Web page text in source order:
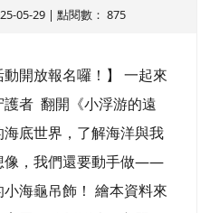
05-29 | 點閱數： 875
動開放報名囉！】 一起來
者 翻開《小浮游的遠
底世界，了解海洋與我
像，我們還要動手做——
海龜吊飾！ 繪本資料來